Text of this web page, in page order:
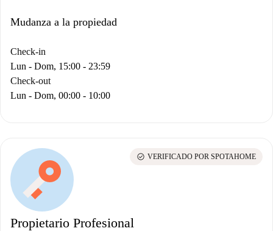
Mudanza a la propiedad
Check-in
Lun - Dom, 15:00 - 23:59
Check-out
Lun - Dom, 00:00 - 10:00
Propietario Profesional
check_circle VERIFICADO POR SPOTAHOME